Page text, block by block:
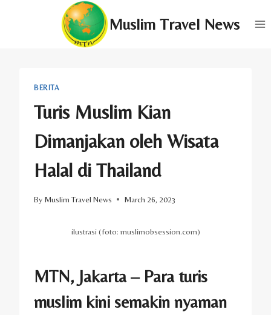
Muslim Travel News
BERITA
Turis Muslim Kian
Dimanjakan oleh Wisata
Halal di Thailand
By Muslim Travel News March 26, 2023
ilustrasi (foto: muslimobsession.com)
MTN, Jakarta – Para turis
muslim kini semakin nyaman